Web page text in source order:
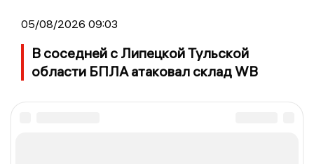
05/08/2026 09:03
В соседней с Липецкой Тульской
области БПЛА атаковал склад WB